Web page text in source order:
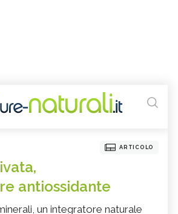
ARTICOLO
antiossidante
un integratore naturale